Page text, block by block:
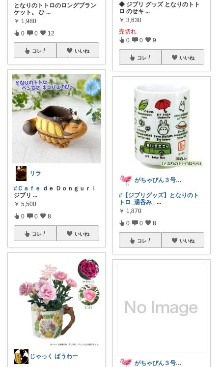
となりのトトロのロングブラン
ケット。 ひ ...
￥ 1,980
0 0 12
コレ いいね
リラ
#Ｃａｆｅ ｄｅ Ｄｏｎｇｕｒｉ
ジブリ ...
￥ 5,500
0 0 8
コレ いいね
じゃっく ばうわー
◆ ジブリ グッズ となりのトト
ロ のせキ ...
￥ 3,630
売切れ
0 0 9
コレ いいね
がちゃぴん３号★ユーザーランキング１位☆
#【ジブリグッズ】となりのト
トロ_湯呑み_
...
￥ 1,870
0 0 8
コレ いいね
がちゃぴん３号★ユーザーランキング１位☆